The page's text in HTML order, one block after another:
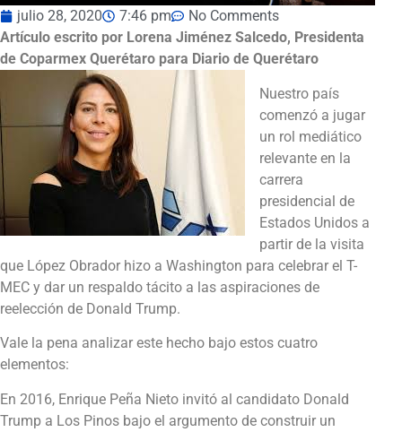
julio 28, 2020 7:46 pm
No Comments
Artículo escrito por Lorena Jiménez Salcedo, Presidenta
de Coparmex Querétaro para Diario de Querétaro
Nuestro país
comenzó a jugar
un rol mediático
relevante en la
carrera
presidencial de
Estados Unidos a
partir de la visita
que López Obrador hizo a Washington para celebrar el T-
MEC y dar un respaldo tácito a las aspiraciones de
reelección de Donald Trump.
Vale la pena analizar este hecho bajo estos cuatro
elementos:
En 2016, Enrique Peña Nieto invitó al candidato Donald
Trump a Los Pinos bajo el argumento de construir un